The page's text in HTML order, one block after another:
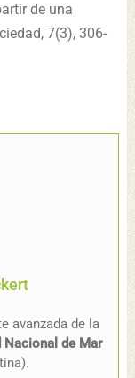
de una
7(3), 306-
avanzada de la
Nacional de Mar